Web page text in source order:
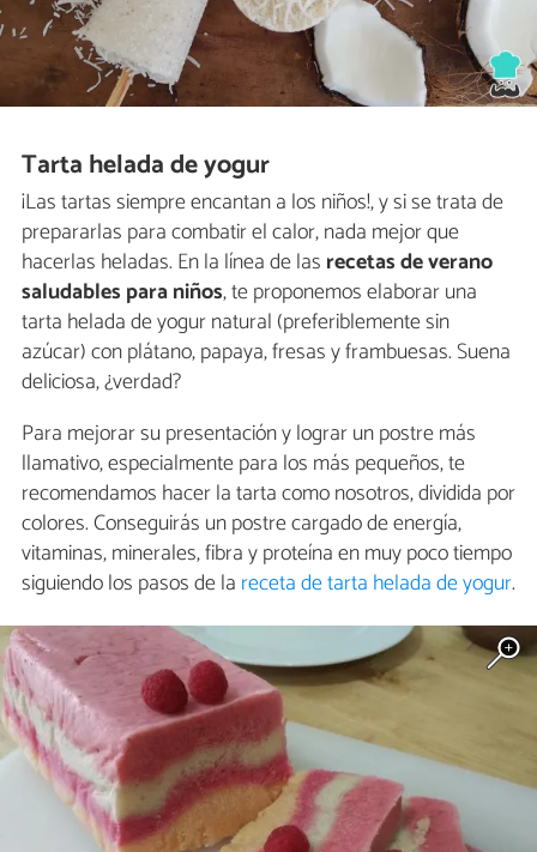
Tarta helada de yogur
¡Las tartas siempre encantan a los niños!, y si se trata de
prepararlas para combatir el calor, nada mejor que
hacerlas heladas. En la línea de las recetas de verano
saludables para niños, te proponemos elaborar una
tarta helada de yogur natural (preferiblemente sin
azúcar) con plátano, papaya, fresas y frambuesas. Suena
deliciosa, ¿verdad?
Para mejorar su presentación y lograr un postre más
llamativo, especialmente para los más pequeños, te
recomendamos hacer la tarta como nosotros, dividida por
colores. Conseguirás un postre cargado de energía,
vitaminas, minerales, fibra y proteína en muy poco tiempo
siguiendo los pasos de la receta de tarta helada de yogur.